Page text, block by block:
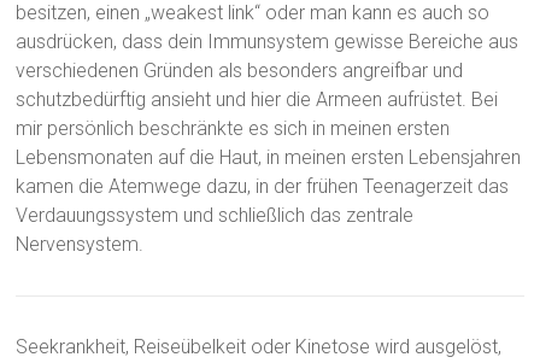
besitzen, einen „weakest link“ oder man kann es auch so
ausdrücken, dass dein Immunsystem gewisse Bereiche aus
verschiedenen Gründen als besonders angreifbar und
schutzbedürftig ansieht und hier die Armeen aufrüstet. Bei
mir persönlich beschränkte es sich in meinen ersten
Lebensmonaten auf die Haut, in meinen ersten Lebensjahren
kamen die Atemwege dazu, in der frühen Teenagerzeit das
Verdauungssystem und schließlich das zentrale
Nervensystem.
Seekrankheit, Reiseübelkeit oder Kinetose wird ausgelöst,